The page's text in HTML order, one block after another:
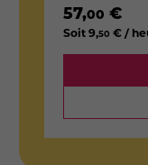
57,00 €
Soit9,50 € /